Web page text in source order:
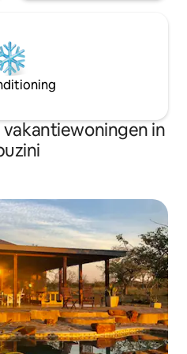
in